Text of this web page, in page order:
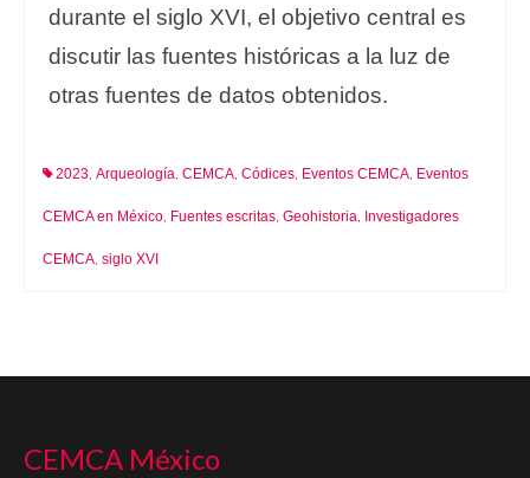
durante el siglo XVI, el objetivo central es
discutir las fuentes históricas a la luz de
otras fuentes de datos obtenidos.
2023, Arqueología, CEMCA, Códices, Eventos CEMCA, Eventos
CEMCA en México, Fuentes escritas, Geohistoria, Investigadores
CEMCA, siglo XVI
CEMCA México